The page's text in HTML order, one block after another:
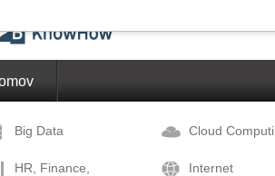
Big Data Cloud
HR, Finance,
Internet